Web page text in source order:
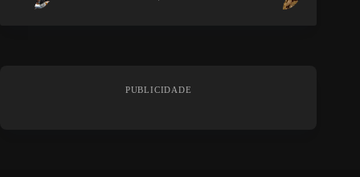
PUBLICIDADE